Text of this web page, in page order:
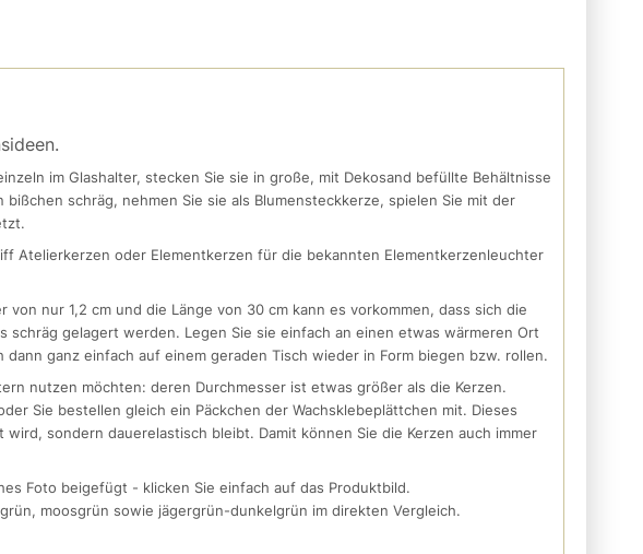
im Glashalter, stecken Sie sie in große, mit Dekosand befüllte Behältnisse
schräg, nehmen Sie sie als Blumensteckkerze, spielen Sie mit der
Atelierkerzen oder Elementkerzen für die bekannten Elementkerzenleuchter
nur 1,2 cm und die Länge von 30 cm kann es vorkommen, dass sich die
gelagert werden. Legen Sie sie einfach an einen etwas wärmeren Ort
ganz einfach auf einem geraden Tisch wieder in Form biegen bzw. rollen.
nutzen möchten: deren Durchmesser ist etwas größer als die Kerzen.
Sie bestellen gleich ein Päckchen der Wachsklebeplättchen mit. Dieses
sondern dauerelastisch bleibt. Damit können Sie die Kerzen auch immer
Foto beigefügt - klicken Sie einfach auf das Produktbild.
moosgrün sowie jägergrün-dunkelgrün im direkten Vergleich.